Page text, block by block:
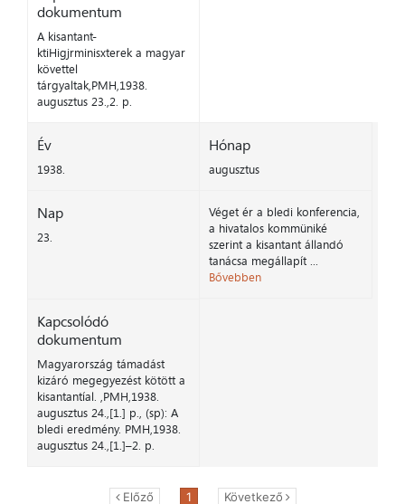
dokumentum
A kisantant-
ktiHigjrminisxterek a magyar
követtel
tárgyaltak,PMH,1938.
augusztus 23.,2. p.
Év
1938.
Hónap
augusztus
Nap
23.
Véget ér a bledi konferencia,
a hivatalos kommüniké
szerint a kisantant állandó
tanácsa megállapít ...
Bővebben
Kapcsolódó
dokumentum
Magyarország támadást
kizáró megegyezést kötött a
kisantantíal. ,PMH,1938.
augusztus 24.,[1.] p., (sp): A
bledi eredmény. PMH,1938.
augusztus 24.,[1.]–2. p.
Előző 1 Következő